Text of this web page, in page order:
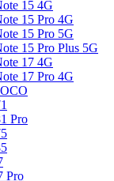
15 4G
15 Pro 4G
15 Pro 5G
15 Pro Plus 5G
17 4G
17 Pro 4G
Pro
Pro